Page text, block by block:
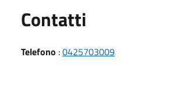
Contatti
Telefono :0425703009